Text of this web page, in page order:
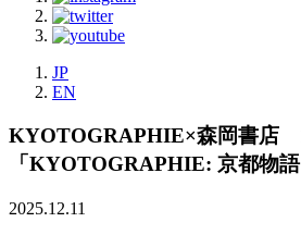
JP
EN
KYOTOGRAPHIE×森岡書店
「KYOTOGRAPHIE: 京都物
2025.12.11